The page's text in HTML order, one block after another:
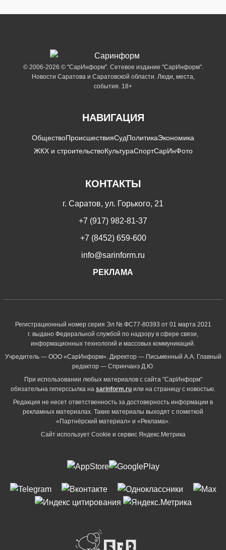
© 2006-2026 © "СарИнформ". Сетевое издание "СарИнформ".
Новости Саратова и Саратовской области. Люди, места,
события. 18+
НАВИГАЦИЯ
ОбществоПроисшествияСудПолитикаЭкономика
ЖКХ и строительствоКультураСпортСарИнФото
КОНТАКТЫ
г. Саратов, ул. Горького, 21
+7 (917) 982-81-37
+7 (8452) 659-600
info@sarinform.ru
РЕКЛАМА
Регистрационный номер серия Эл № ФС77-80393 от 01 марта 2021
г. выдано Федеральной службой по надзору в сфере связи,
информационных технологий и массовых коммуникаций.
Учредитель — ООО «СарИнформ». Директор — Письменный А.А. Главный
редактор — Спринчанэ Д.Ю.
При использовании любых материалов с сайта "СарИнформ"
обязательна гиперссылка на sarinform.ru или на страницу с новостью.
Редакция не несет ответственность за достоверность информации в
рекламных материалах. Такие материалы выходят с пометкой
«Партнёрский материал» и «Реклама».
Сайт использует Cookie и сервиc Яндекс.Метрика